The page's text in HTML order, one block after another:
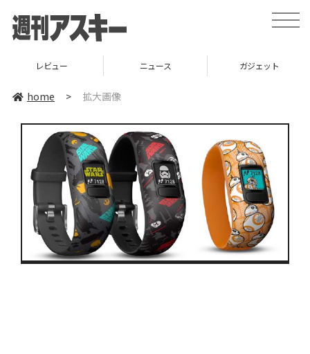
toggle
レビュー ニュース ガジェット
home > 拡大画像